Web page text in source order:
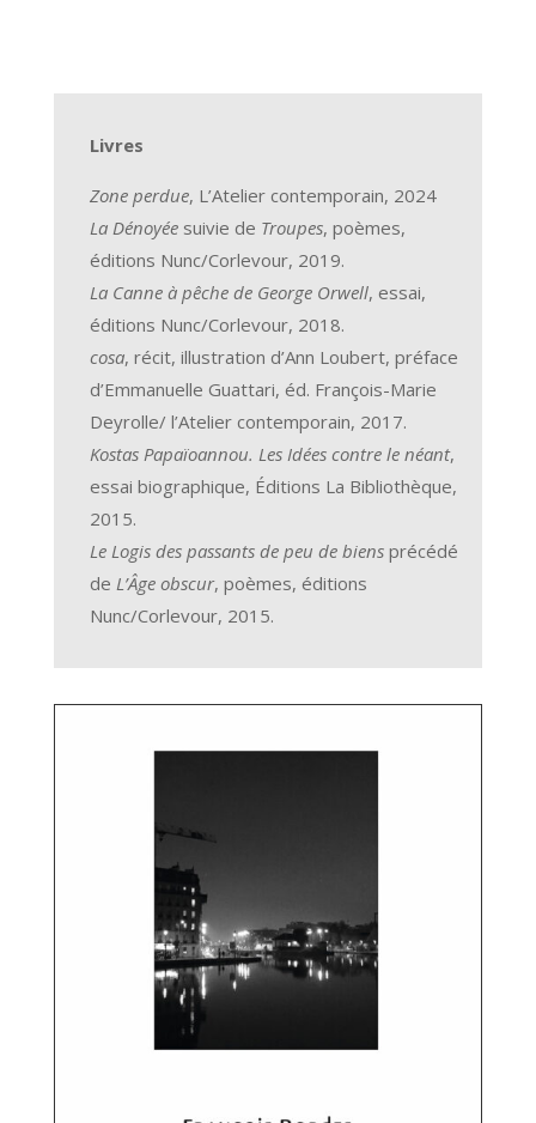
Livres
Zone perdue, L’Atelier contemporain, 2024
La Dénoyéesuivie de Troupes, poèmes,
éditions Nunc/Corlevour, 2019.
La Canne à pêche de George Orwell, essai,
éditions Nunc/Corlevour, 2018.
cosa, récit, illustration d’Ann Loubert, préface
d’Emmanuelle Guattari, éd. François-Marie
Deyrolle/ l’Atelier contemporain, 2017.
Kostas Papaïoannou. Les Idées contre le néant,
essai biographique, Éditions La Bibliothèque,
2015.
Le Logis des passants de peu de biensprécédé
de L’Âge obscur, poèmes, éditions
Nunc/Corlevour, 2015.